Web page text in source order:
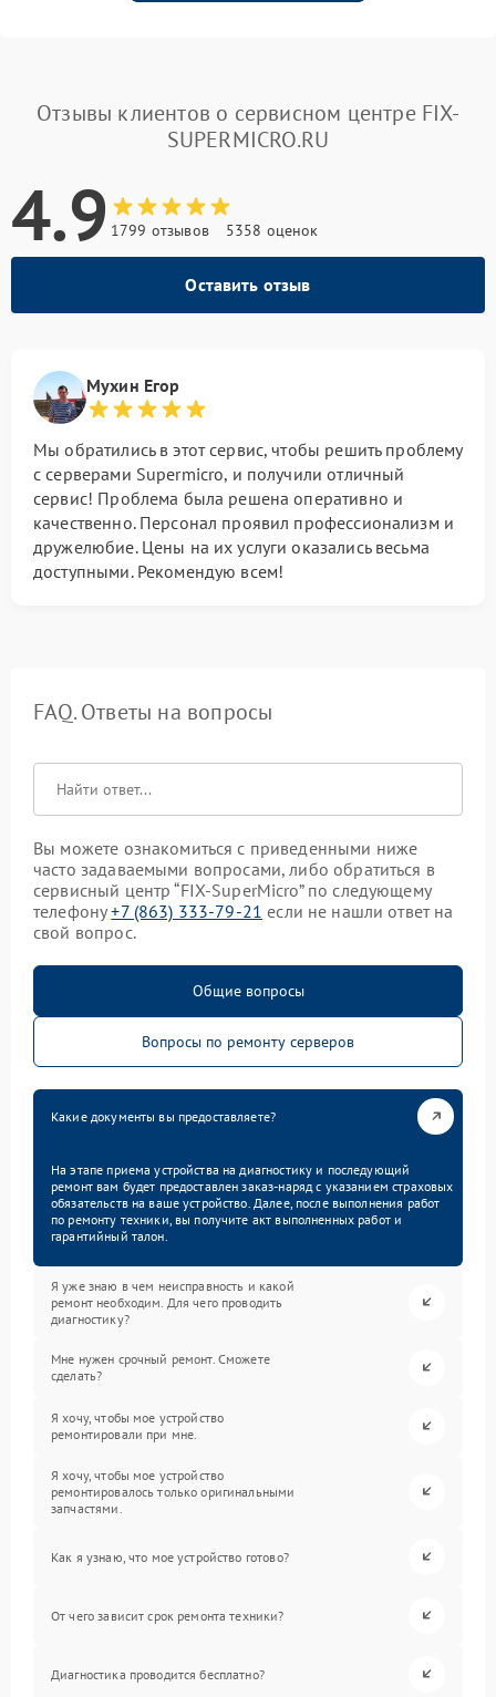
Отзывы клиентов о сервисном центре FIX-
SUPERMICRO.RU
4.9 1799 отзывов 5358 оценок
Оставить отзыв
Мухин Егор
Мы обратились в этот сервис, чтобы решить проблему
с серверами Supermicro, и получили отличный
сервис! Проблема была решена оперативно и
качественно. Персонал проявил профессионализм и
дружелюбие. Цены на их услуги оказались весьма
доступными. Рекомендую всем!
FAQ. Ответы на вопросы
Вы можете ознакомиться с приведенными ниже
часто задаваемыми вопросами, либо обратиться в
сервисный центр “FIX-SuperMicro” по следующему
телефону+7 (863) 333-79-21 если не нашли ответ на
свой вопрос.
Общие вопросы
Вопросы по ремонту серверов
Какие документы вы предоставляете?
На этапе приема устройства на диагностику и последующий
ремонт вам будет предоставлен заказ-наряд с указанием страховых
обязательств на ваше устройство. Далее, после выполнения работ
по ремонту техники, вы получите акт выполненных работ и
гарантийный талон.
Я уже знаю в чем неисправность и какой
ремонт необходим. Для чего проводить
диагностику?
Мне нужен срочный ремонт. Сможете
сделать?
Я хочу, чтобы мое устройство
ремонтировали при мне.
Я хочу, чтобы мое устройство
ремонтировалось только оригинальными
запчастями.
Как я узнаю, что мое устройство готово?
От чего зависит срок ремонта техники?
Диагностика проводится бесплатно?